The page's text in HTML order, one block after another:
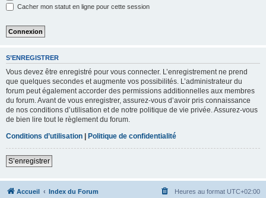
Cacher mon statut en ligne pour cette session
S’ENREGISTRER
Vous devez être enregistré pour vous connecter. L’enregistrement ne prend
que quelques secondes et augmente vos possibilités. L’administrateur du
forum peut également accorder des permissions additionnelles aux membres
du forum. Avant de vous enregistrer, assurez-vous d’avoir pris connaissance
de nos conditions d’utilisation et de notre politique de vie privée. Assurez-vous
de bien lire tout le règlement du forum.
Conditions d’utilisation | Politique de confidentialité
S’enregistrer
Accueil Index du Forum Heures au format UTC+02:00